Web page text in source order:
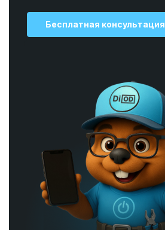
Бесплатная консультация